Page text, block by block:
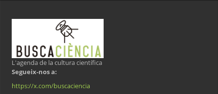
L'agenda de la cultura científica
Segueix-nos a:
https://x.com/buscaciencia